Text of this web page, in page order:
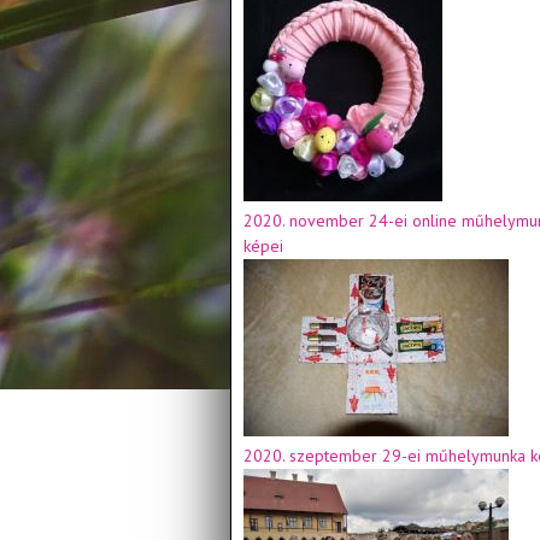
2020. november 24-ei online
képei
2020. szeptember 29-ei műhelymunka